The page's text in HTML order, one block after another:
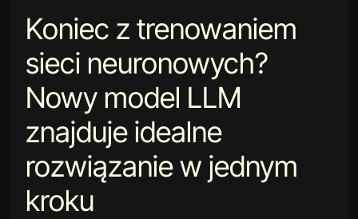
Koniec z trenowaniem
sieci neuronowych?
Nowy model LLM
znajduje idealne
rozwiązanie w jednym
kroku